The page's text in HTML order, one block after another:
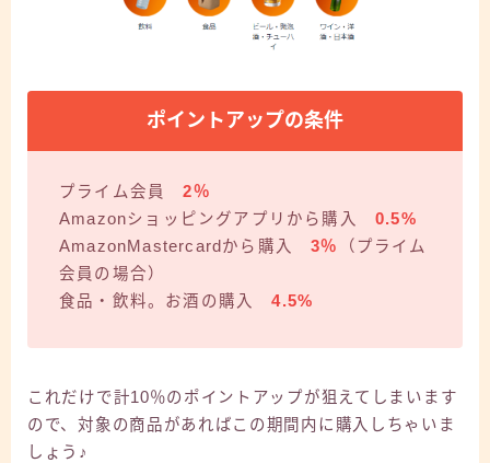
ポイントアップの条件
プライム会員2％
Amazonショッピングアプリから購入 0.5%
AmazonMastercardから購入3％
（プライム
会員の場合）
食品・飲料。お酒の購入4.5%
これだけで計10％のポイントアップが狙えてしまいます
ので、対象の商品があればこの期間内に購入しちゃいま
しょう♪